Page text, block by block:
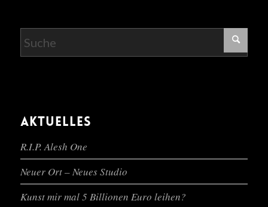
AKTUELLES
R.I.P. Alesh One
Neuer Ort – Neues Studio
Kunst mir mal 5 Billionen Euro leihen?